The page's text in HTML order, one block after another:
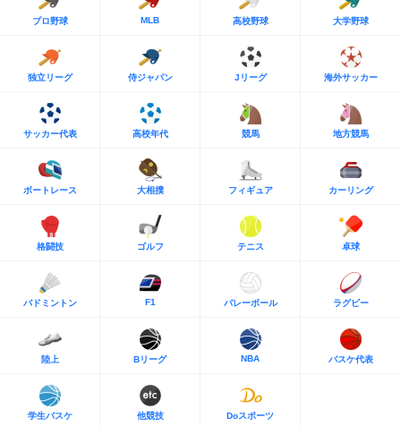
プロ野球 MLB 高校野球 大学野球
独立リーグ 侍ジャパン Jリーグ 海外サッカー
サッカー代表 高校年代 競馬 地方競馬
ボートレース 大相撲 フィギュア カーリング
格闘技 ゴルフ テニス 卓球
バドミントン F1 バレーボール ラグビー
陸上 Bリーグ NBA バスケ代表
学生バスケ 他競技 Doスポーツ